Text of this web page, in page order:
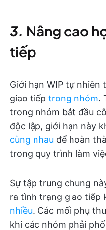
3. Nâng cao
tiếp
Giới hạn WIP tự nhiên
giao tiếp trong nhóm.
trong nhóm bắt đầu
độc lập, giới hạn này
cùng nhau để hoàn
trong quy trình làm
Sự tập trung chung
ra tình trạng giao tiếp
nhiều. Các mối phụ
khi các nhóm phải